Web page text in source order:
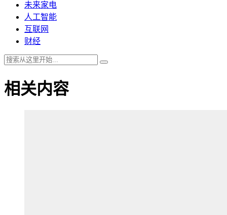
未来家电
人工智能
互联网
财经
相关内容